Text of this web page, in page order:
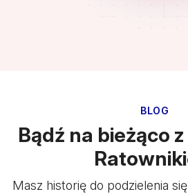
BLOG
Bądź na bieżąco
Masz historię do podzielenia